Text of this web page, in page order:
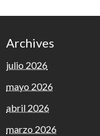
Archives
julio 2026
mayo 2026
abril 2026
marzo 2026